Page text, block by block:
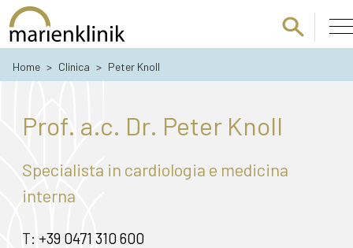
Passa al contenuto principale
Home > Clinica > Peter Knoll
Prof. a.c. Dr. Peter Knoll
Specialista in cardiologia e medicina
interna
T: +39 0471 310 600